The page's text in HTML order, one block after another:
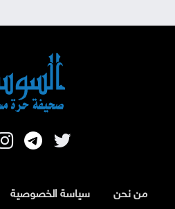
من نحن سياسة الخصوصية